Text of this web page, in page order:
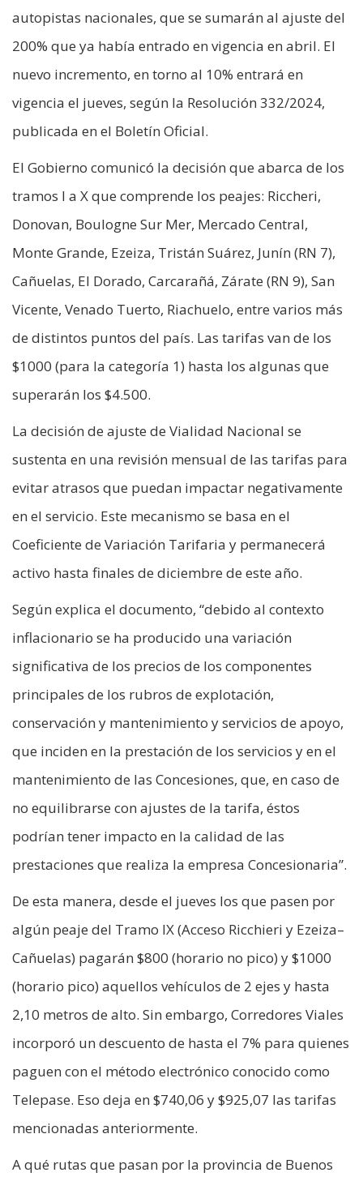
autopistas nacionales, que se sumarán al ajuste del
200% que ya había entrado en vigencia en abril. El
nuevo incremento, en torno al 10% entrará en
vigencia el jueves, según la Resolución 332/2024,
publicada en el Boletín Oficial.
El Gobierno comunicó la decisión que abarca de los
tramos I a X que comprende los peajes: Riccheri,
Donovan, Boulogne Sur Mer, Mercado Central,
Monte Grande, Ezeiza, Tristán Suárez, Junín (RN 7),
Cañuelas, El Dorado, Carcarañá, Zárate (RN 9), San
Vicente, Venado Tuerto, Riachuelo, entre varios más
de distintos puntos del país. Las tarifas van de los
$1000 (para la categoría 1) hasta los algunas que
superarán los $4.500.
La decisión de ajuste de Vialidad Nacional se
sustenta en una revisión mensual de las tarifas para
evitar atrasos que puedan impactar negativamente
en el servicio. Este mecanismo se basa en el
Coeficiente de Variación Tarifaria y permanecerá
activo hasta finales de diciembre de este año.
Según explica el documento, “debido al contexto
inflacionario se ha producido una variación
significativa de los precios de los componentes
principales de los rubros de explotación,
conservación y mantenimiento y servicios de apoyo,
que inciden en la prestación de los servicios y en el
mantenimiento de las Concesiones, que, en caso de
no equilibrarse con ajustes de la tarifa, éstos
podrían tener impacto en la calidad de las
prestaciones que realiza la empresa Concesionaria”.
De esta manera, desde el jueves los que pasen por
algún peaje del Tramo IX (Acceso Ricchieri y Ezeiza–
Cañuelas) pagarán $800 (horario no pico) y $1000
(horario pico) aquellos vehículos de 2 ejes y hasta
2,10 metros de alto. Sin embargo, Corredores Viales
incorporó un descuento de hasta el 7% para quienes
paguen con el método electrónico conocido como
Telepase. Eso deja en $740,06 y $925,07 las tarifas
mencionadas anteriormente.
A qué rutas que pasan por la provincia de Buenos